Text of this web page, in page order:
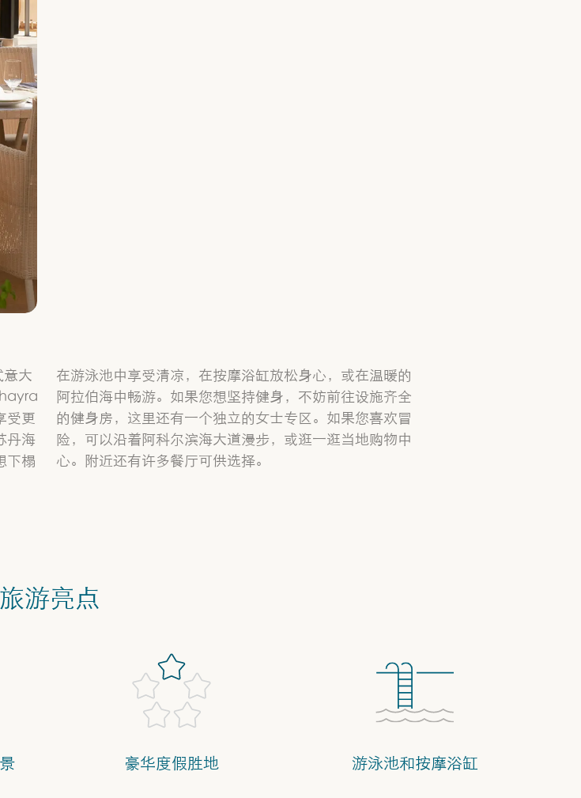
大
受更
丹海
下榻
在游泳池中享受清凉，在按摩浴缸放松身心，或在温暖的
阿拉伯海中畅游。如果您想坚持健身，不妨前往设施齐全
的健身房，这里还有一个独立的女士专区。如果您喜欢冒
险，可以沿着阿科尔滨海大道漫步，或逛一逛当地购物中
心。附近还有许多餐厅可供选择。
旅游亮点
豪华度假胜地 游泳池和按摩浴缸